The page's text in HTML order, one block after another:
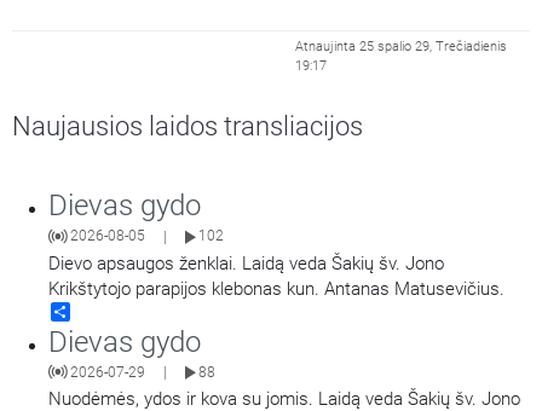
Atnaujinta 25 spalio 29, Trečiadienis
19:17
Naujausios laidos transliacijos
Dievas gydo
2026-08-05 102
Dievo apsaugos ženklai. Laidą veda Šakių šv. Jono
Krikštytojo parapijos klebonas kun. Antanas Matusevičius.
Dievas gydo
2026-07-29 88
Nuodėmės, ydos ir kova su jomis. Laidą veda Šakių šv. Jono